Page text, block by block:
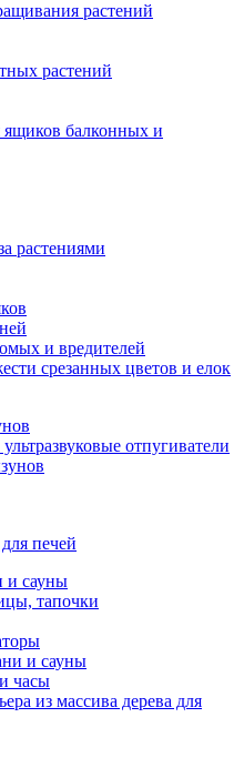
растений
растений
балконных и
растениями
и вредителей
срезанных цветов и елок
отпугиватели
печей
и сауны
тапочки
и сауны
часы
из массива дерева для